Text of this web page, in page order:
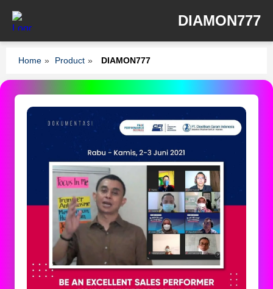
DIAMON777
Home » Product » DIAMON777